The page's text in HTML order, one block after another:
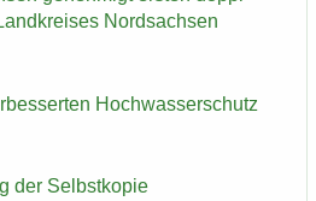
Nord­sach­sen
Hoch­was­ser­schutz
der Selbst­ko­pie